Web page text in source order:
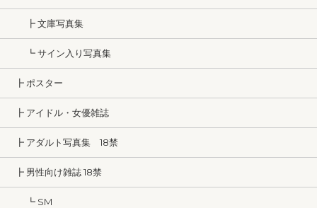
┣ 文庫写真集
┗ サイン入り写真集
┣ ポスター
┣ アイドル・女優雑誌
┣ アダルト写真集 18禁
┣ 男性向け雑誌 18禁
┗ SM